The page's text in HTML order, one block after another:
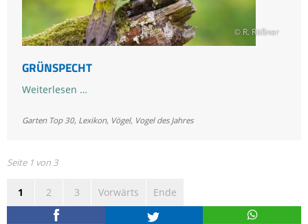
© R. Rößner
GRÜNSPECHT
Weiterlesen …
Garten Top 30, Lexikon, Vögel, Vogel des Jahres
Seite 1 von 3
1 2 3 Vorwärts Ende